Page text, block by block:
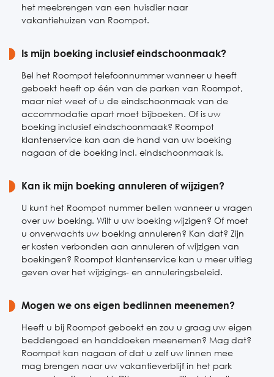
het meebrengen van een huisdier naar
vakantiehuizen van Roompot.
Is mijn boeking inclusief eindschoonmaak?
Bel het Roompot telefoonnummer wanneer u heeft
geboekt heeft op één van de parken van Roompot,
maar niet weet of u de eindschoonmaak van de
accommodatie apart moet bijboeken. Of is uw
boeking inclusief eindschoonmaak? Roompot
klantenservice kan aan de hand van uw boeking
nagaan of de boeking incl. eindschoonmaak is.
Kan ik mijn boeking annuleren of wijzigen?
U kunt het Roompot nummer bellen wanneer u vragen
over uw boeking. Wilt u uw boeking wijzigen? Of moet
u onverwachts uw boeking annuleren? Kan dat? Zijn
er kosten verbonden aan annuleren of wijzigen van
boekingen? Roompot klantenservice kan u meer uitleg
geven over het wijzigings- en annuleringsbeleid.
Mogen we ons eigen bedlinnen meenemen?
Heeft u bij Roompot geboekt en zou u graag uw eigen
beddengoed en handdoeken meenemen? Mag dat?
Roompot kan nagaan of dat u zelf uw linnen mee
mag brengen naar uw vakantieverblijf in het park